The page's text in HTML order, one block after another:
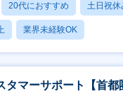
20代におすすめ 土日祝休
業界未経験OK
タマーサポート【首